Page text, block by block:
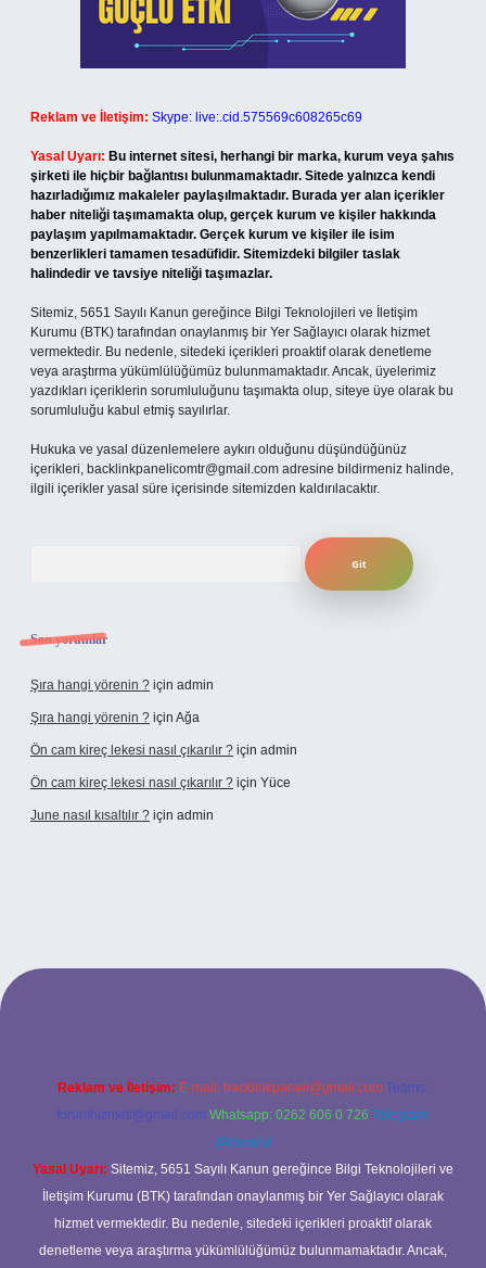
Reklam ve İletişim: Skype: live:.cid.575569c608265c69
Yasal Uyarı: Bu internet sitesi, herhangi bir marka, kurum veya şahıs
şirketi ile hiçbir bağlantısı bulunmamaktadır. Sitede yalnızca kendi
hazırladığımız makaleler paylaşılmaktadır. Burada yer alan içerikler
haber niteliği taşımamakta olup, gerçek kurum ve kişiler hakkında
paylaşım yapılmamaktadır. Gerçek kurum ve kişiler ile isim
benzerlikleri tamamen tesadüfidir. Sitemizdeki bilgiler taslak
halindedir ve tavsiye niteliği taşımazlar.
Sitemiz, 5651 Sayılı Kanun gereğince Bilgi Teknolojileri ve İletişim
Kurumu (BTK) tarafından onaylanmış bir Yer Sağlayıcı olarak hizmet
vermektedir. Bu nedenle, sitedeki içerikleri proaktif olarak denetleme
veya araştırma yükümlülüğümüz bulunmamaktadır. Ancak, üyelerimiz
yazdıkları içeriklerin sorumluluğunu taşımakta olup, siteye üye olarak bu
sorumluluğu kabul etmiş sayılırlar.
Hukuka ve yasal düzenlemelere aykırı olduğunu düşündüğünüz
içerikleri, backlinkpanelicomtr@gmail.com adresine bildirmeniz halinde,
ilgili içerikler yasal süre içerisinde sitemizden kaldırılacaktır.
Son yorumlar
Şıra hangi yörenin ? için admin
Şıra hangi yörenin ? için Ağa
Ön cam kireç lekesi nasıl çıkarılır ? için admin
Ön cam kireç lekesi nasıl çıkarılır ? için Yüce
June nasıl kısaltılır ? için admin
giriş
Reklam ve İletişim: E-mail: backlinkpaneli@gmail.com Teams:
forumhizmeti@gmail.com Whatsapp: 0262 606 0 726 Telegram:
@karabul
Yasal Uyarı: Sitemiz, 5651 Sayılı Kanun gereğince Bilgi Teknolojileri ve
İletişim Kurumu (BTK) tarafından onaylanmış bir Yer Sağlayıcı olarak
hizmet vermektedir. Bu nedenle, sitedeki içerikleri proaktif olarak
denetleme veya araştırma yükümlülüğümüz bulunmamaktadır. Ancak,